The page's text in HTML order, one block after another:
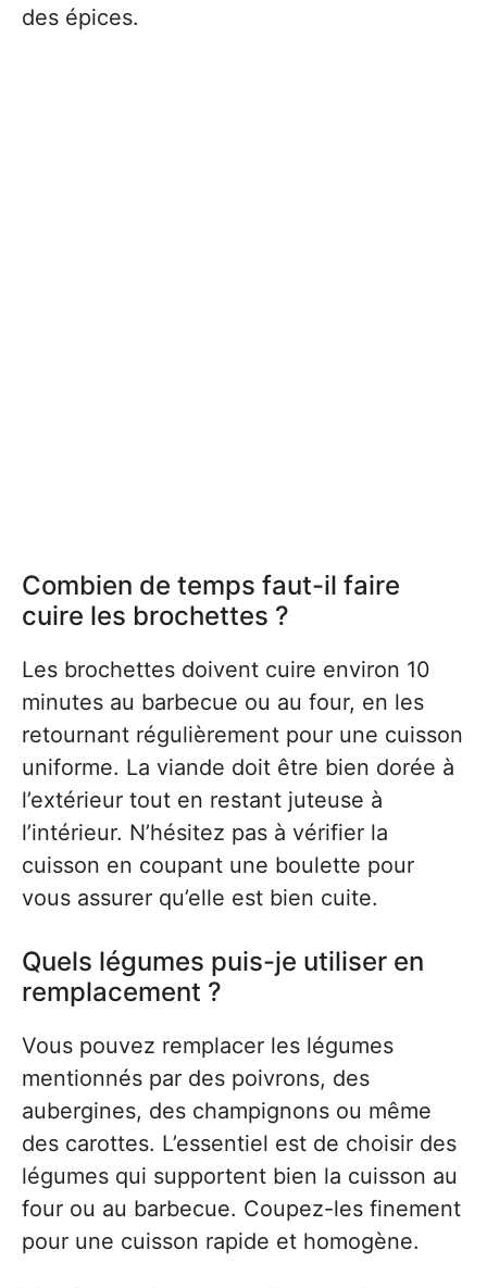
des épices.
Combien de temps faut-il faire
cuire les brochettes ?
Les brochettes doivent cuire environ 10
minutes au barbecue ou au four, en les
retournant régulièrement pour une cuisson
uniforme. La viande doit être bien dorée à
l’extérieur tout en restant juteuse à
l’intérieur. N’hésitez pas à vérifier la
cuisson en coupant une boulette pour
vous assurer qu’elle est bien cuite.
Quels légumes puis-je utiliser en
remplacement ?
Vous pouvez remplacer les légumes
mentionnés par des poivrons, des
aubergines, des champignons ou même
des carottes. L’essentiel est de choisir des
légumes qui supportent bien la cuisson au
four ou au barbecue. Coupez-les finement
pour une cuisson rapide et homogène.